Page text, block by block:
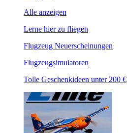
Alle anzeigen
Lerne hier zu fliegen
Flugzeug Neuerscheinungen
Flugzeugsimulatoren
Tolle Geschenkideen unter 200 €